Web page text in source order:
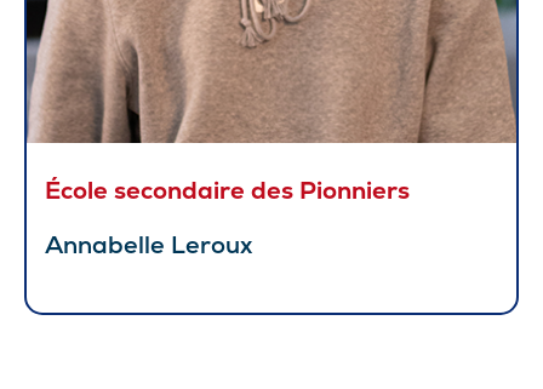
École secondaire des Pionniers
Annabelle Leroux